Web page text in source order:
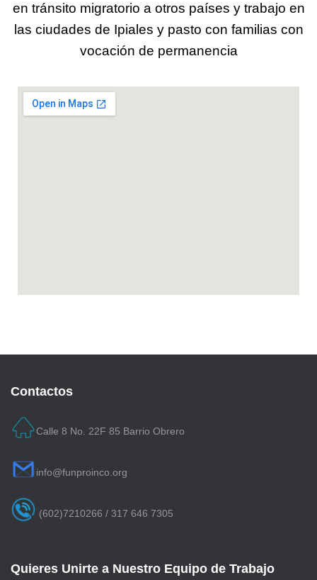
en tránsito migratorio a otros países y trabajo en
las ciudades de Ipiales y pasto con familias con
vocación de permanencia
Contactos
Calle 8 No. 22F 85 Barrio Obrero
info@funproinco.org
(602)7210266 / 317 646 7305
Quieres Unirte a Nuestro Equipo de Trabajo